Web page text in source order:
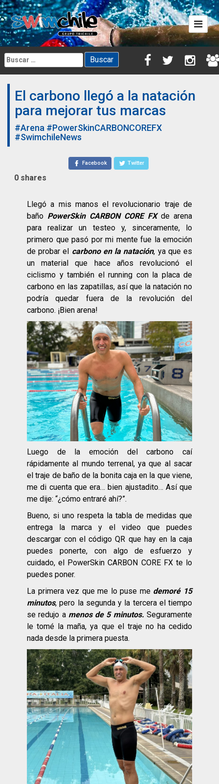
Skip
to
content
Buscar:
El carbono llegó a la natación
para mejorar tus marcas
#Arena #PowerSkinCARBONCOREFX
#SwimchileNews
Facebook Twitter
0 shares
Llegó a mis manos el revolucionario traje de
baño PowerSkin CARBON CORE FXde arena
para realizar un testeo y, sinceramente, lo
primero que pasó por mi mente fue la emoción
de probar el carbono en la natación, ya que es
un material que hace años revolucionó el
ciclismo y también el running con la placa de
carbono en las zapatillas, así que la natación no
podría quedar fuera de la revolución del
carbono. ¡Bien arena!
Luego de la emoción del carbono caí
rápidamente al mundo terrenal, ya que al sacar
el traje de baño de la bonita caja en la que viene,
me di cuenta que era… bien ajustadito… Así que
me dije: “¿cómo entraré ahí?”.
Bueno, si uno respeta la tabla de medidas que
entrega la marca y el video que puedes
descargar con el código QR que hay en la caja
puedes ponerte, con algo de esfuerzo y
cuidado, el PowerSkin CARBON CORE FX te lo
puedes poner.
La primera vez que me lo puse me demoré 15
minutos, pero la segunda y la tercera el tiempo
se redujo a menos de 5 minutos. Seguramente
le tomé la maña, ya que el traje no ha cedido
nada desde la primera puesta.